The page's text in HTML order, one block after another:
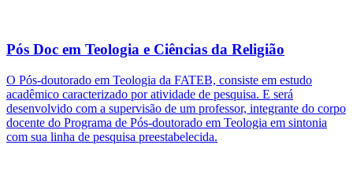
Pós Doc em Teologia e Ciências da Religião
O Pós-doutorado em Teologia da FATEB, consiste em estudo
acadêmico caracterizado por atividade de pesquisa. E será
desenvolvido com a supervisão de um professor, integrante do corpo
docente do Programa de Pós-doutorado em Teologia em sintonia
com sua linha de pesquisa preestabelecida.